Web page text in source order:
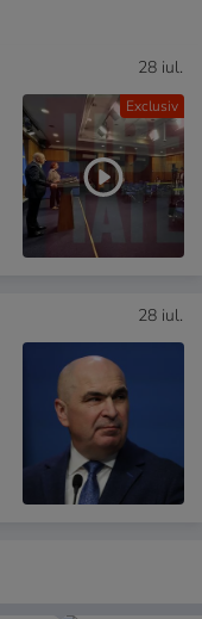
Exclusiv
28 iul.
28 iul.